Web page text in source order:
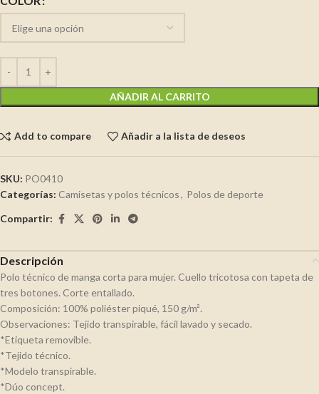
AÑADIR AL CARRITO
Add to compare Añadir a la lista de deseos
SKU: PO0410
Categorías: Camisetas y polos técnicos, Polos de deporte
Compartir:
Descripción
Polo técnico de manga corta para mujer. Cuello tricotosa con tapeta de
tres botones. Corte entallado.
Composición: 100% poliéster piqué, 150 g/m².
Observaciones: Tejido transpirable, fácil lavado y secado.
*Etiqueta removible.
*Tejido técnico.
*Modelo transpirable.
*Dúo concept.